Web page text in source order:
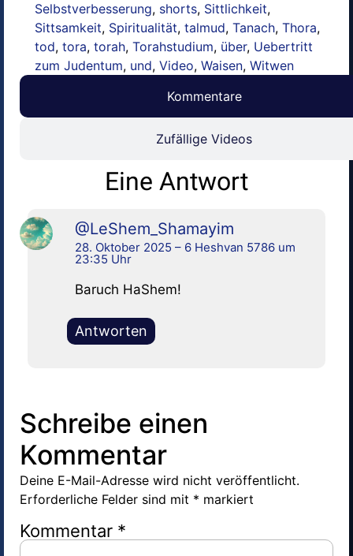
Selbstverbesserung, shorts, Sittlichkeit,
Sittsamkeit, Spiritualität, talmud, Tanach, Thora,
tod, tora, torah, Torahstudium, über, Uebertritt
zum Judentum, und, Video, Waisen, Witwen
Kommentare
Zufällige Videos
Eine Antwort
@LeShem_Shamayim
28. Oktober 2025 – 6 Heshvan 5786 um
23:35 Uhr
Baruch HaShem!
Antworten
Schreibe einen
Kommentar
Deine E-Mail-Adresse wird nicht veröffentlicht.
Erforderliche Felder sind mit * markiert
Kommentar *